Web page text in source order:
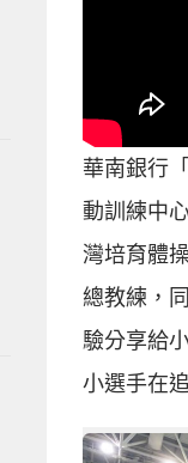
華南銀行
動訓練中
灣培育體
總教練，
驗分享給
小選手在